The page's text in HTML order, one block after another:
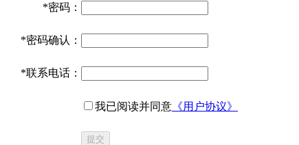
*密码：
*密码确认：
*联系电话：
我已阅读并同意 《用户协议》
提交